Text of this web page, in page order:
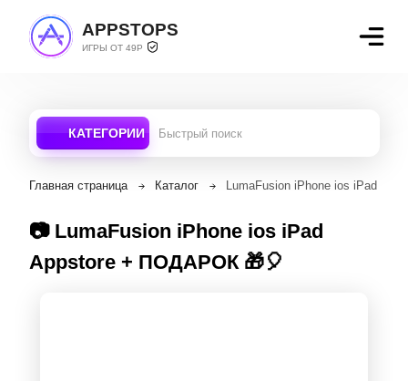
APPSTOPS
ИГРЫ ОТ 49Р
КАТЕГОРИИ
Главная страница Каталог LumaFusion iPhone ios iPad
📷 LumaFusion iPhone ios iPad
Appstore + ПОДАРОК 🎁🎈